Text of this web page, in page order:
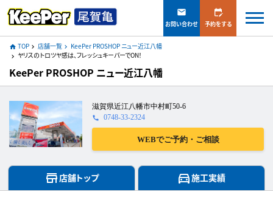
mail
お問い合わせ
edit_calendar
予約をする
home TOP navigate_next 店舗一覧 navigate_next KeePer PROSHOP ニュー近江八幡
navigate_next ヤリスのトロツヤ感は、フレッシュキーパーでON！
KeePer PROSHOP ニュー近江八幡
滋賀県近江八幡市中村町50-6
call 0748-33-2324
WEBでご予約・ご相談
store店舗トップ directions_car施工実績